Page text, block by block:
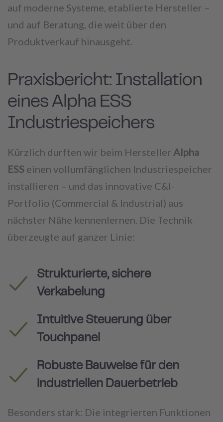
auf moderne Systeme, etablierte Hersteller –
und auf Beratung, die weit über den
Produktverkauf hinausgeht.
Praxisbericht: Installation
eines Alpha ESS
Industriespeichers
Kürzlich durften wir beim Hersteller Alpha
ESS einen vollumfänglichen Industriespeicher
installieren – und das innovative C&I-
Portfolio (Commercial & Industrial) aus
nächster Nähe kennenlernen. Die Technik
überzeugte auf ganzer Linie:
Strukturierte, sichere
Verkabelung
Intuitive Steuerung über
Touchpanel
Robuste Bauweise für den
industriellen Dauerbetrieb
Besonders stark: Die integrierten Funktionen